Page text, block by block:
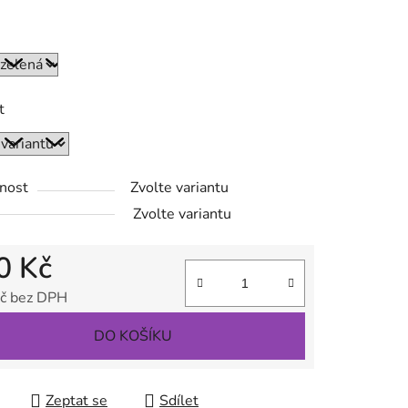
Zvolte variantu
Zvolte variantu
Kč
bez DPH
DO KOŠÍKU
Zeptat se Sdílet